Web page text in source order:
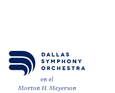
en el
Morton H. Meyerson